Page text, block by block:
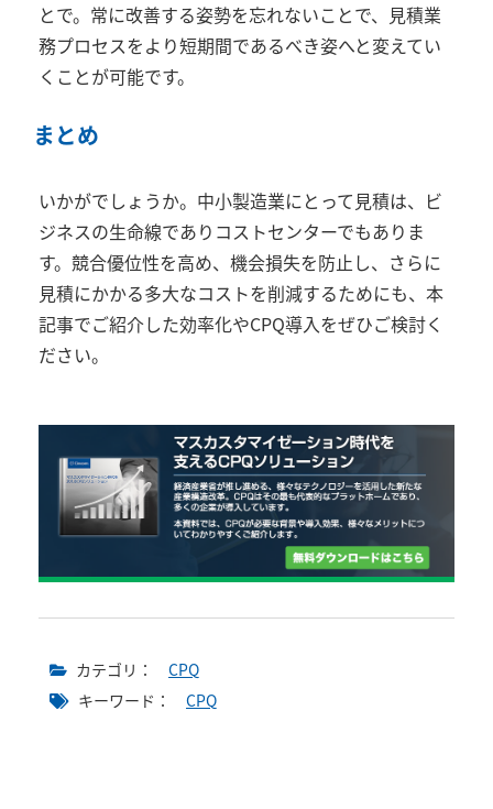
とで。常に改善する姿勢を忘れないことで、見積業
務プロセスをより短期間であるべき姿へと変えてい
くことが可能です。
まとめ
いかがでしょうか。中小製造業にとって見積は、ビ
ジネスの生命線でありコストセンターでもありま
す。競合優位性を高め、機会損失を防止し、さらに
見積にかかる多大なコストを削減するためにも、本
記事でご紹介した効率化やCPQ導入をぜひご検討く
ださい。
カテゴリ：
CPQ
キーワード：
CPQ